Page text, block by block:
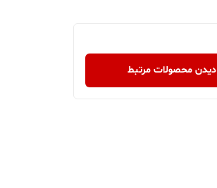
دیدن محصولات مرتبط